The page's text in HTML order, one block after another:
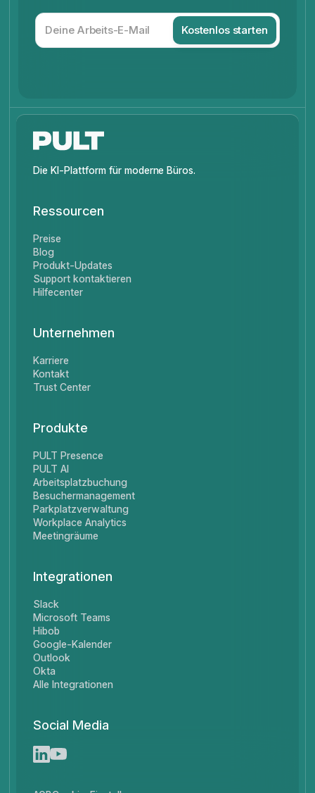
Die KI-Plattform für moderne Büros.
Ressourcen
Preise
Blog
Produkt-Updates
Support kontaktieren
Hilfecenter
Unternehmen
Karriere
Kontakt
Trust Center
Social Media
Produkte
PULT Presence
PULT AI
Arbeitsplatzbuchung
Besuchermanagement
Parkplatzverwaltung
Workplace Analytics
Meetingräume
Integrationen
Slack
Microsoft Teams
Hibob
Google-Kalender
Outlook
Okta
Alle Integrationen